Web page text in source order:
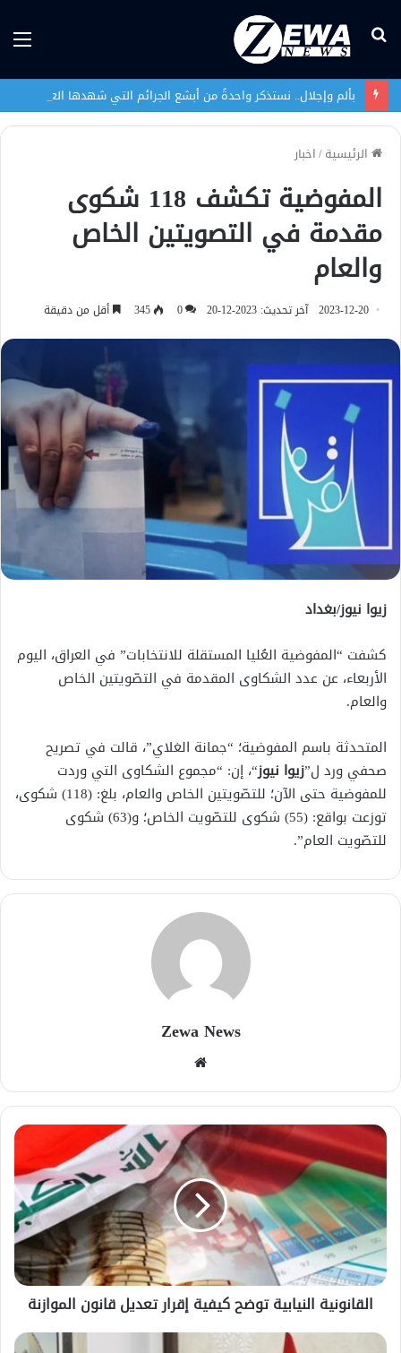
بحث
الرئيسية/اخبار
المفوضية تكشف 118 شكوى
مقدمة في التصويتين الخاص
والعام
2023-12-20 آخر تحديث: 2023-12-20 0
345 أقل من دقيقة
زيوا نيوز/بغداد
كشفت “المفوضية العُليا المستقلة للانتخابات” في العراق، اليوم
الأربعاء، عن عدد الشكاوى المقدمة في التصّويتين الخاص
والعام.
المتحدثة باسم المفوضية؛ “جمانة الغلاي”، قالت في تصريح
صحفي ورد ل”زيوا نيوز“، إن: “مجموع الشكاوى التي وردت
للمفوضية حتى الآن؛ للتصّويتين الخاص والعام، بلغ: (118) شكوى،
توزعت بواقع: (55) شكوى للتصّويت الخاص؛ و(63) شكوى
للتصّويت العام”.
Zewa News
القانونية النيابية توضح كيفية إقرار تعديل قانون الموازنة